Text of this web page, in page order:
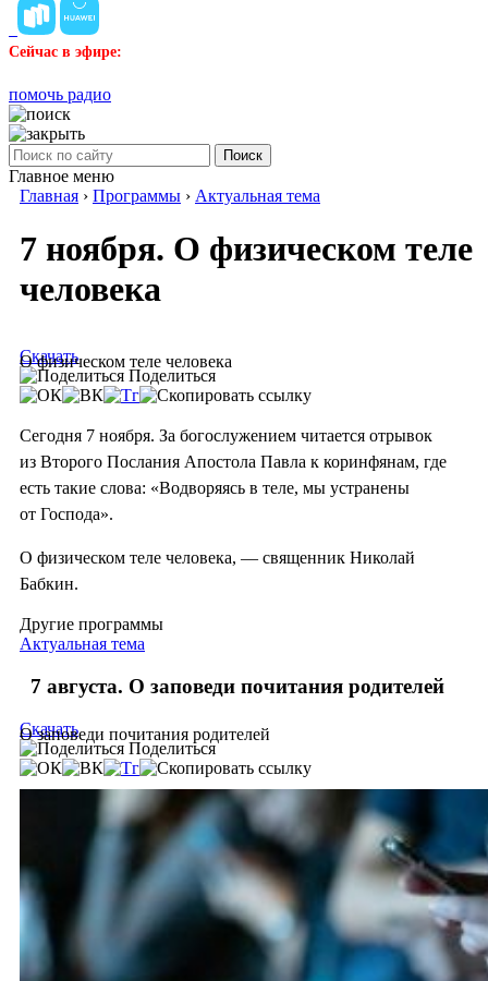
Сейчас в эфире:
помочь радио
Поиск
Главное меню
Главная › Программы › Актуальная тема
7 ноября. О физическом теле
человека
О физическом теле человека
Скачать
Поделиться
Сегодня 7 ноября. За богослужением читается отрывок
из Второго Послания Апостола Павла к коринфянам, где
есть такие слова: «Водворяясь в теле, мы устранены
от Господа».
О физическом теле человека, — священник Николай
Бабкин.
Другие программы
Актуальная тема
7 августа. О заповеди почитания родителей
О заповеди почитания родителей
Скачать
Поделиться